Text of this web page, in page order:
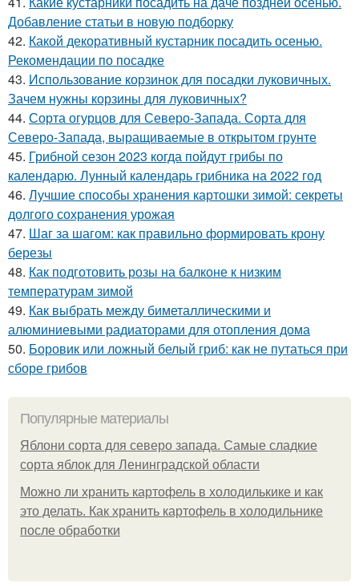
Добавление статьи в новую подборку
42. Какой декоративный кустарник посадить осенью.
Рекомендации по посадке
43. Использование корзинок для посадки луковичных.
Зачем нужны корзины для луковичных?
44. Сорта огурцов для Северо-Запада. Сорта для
Северо-Запада, выращиваемые в открытом грунте
45. Грибной сезон 2023 когда пойдут грибы по
календарю. Лунный календарь грибника на 2022 год
46. Лучшие способы хранения картошки зимой: секреты
долгого сохранения урожая
47. Шаг за шагом: как правильно формировать крону
березы
48. Как подготовить розы на балконе к низким
температурам зимой
49. Как выбрать между биметаллическими и
алюминиевыми радиаторами для отопления дома
50. Боровик или ложный белый гриб: как не путаться при
сборе грибов
Популярные материалы
Яблони сорта для северо запада. Самые сладкие
сорта яблок для Ленинградской области
Можно ли хранить картофель в холодилькике и как
это делать. Как хранить картофель в холодильнике
после обработки